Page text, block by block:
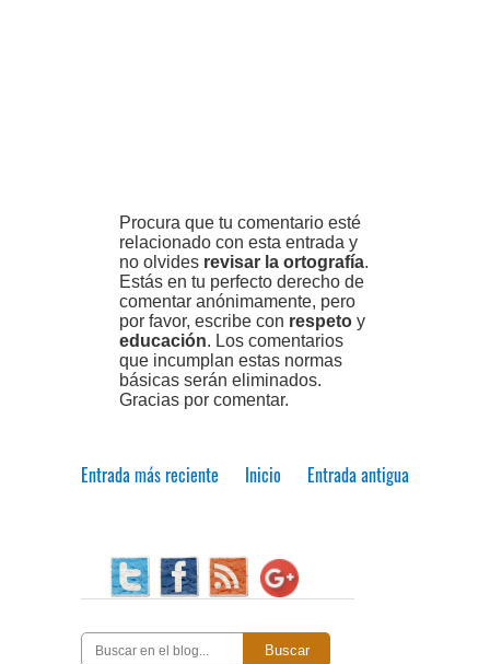
Procura que tu comentario esté
relacionado con esta entrada y
no olvides revisar la ortografía.
Estás en tu perfecto derecho de
comentar anónimamente, pero
por favor, escribe con respeto y
educación. Los comentarios
que incumplan estas normas
básicas serán eliminados.
Gracias por comentar.
Entrada más reciente Entrada antigua
Inicio
Buscar